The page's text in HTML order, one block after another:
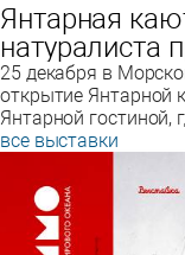
Янтарная
натуралиста
25 декабря в
открытие Янтарной
Янтарной гостиной,
все выставки